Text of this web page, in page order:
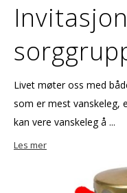
Livet møter oss med
som er mest vanskeleg,
kan vere vanskeleg å ...
Les mer